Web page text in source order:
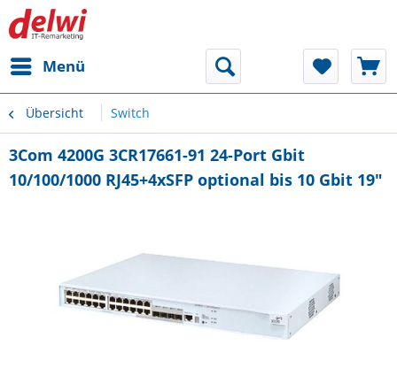
Menü
Übersicht Switch
3Com 4200G 3CR17661-91 24-Port Gbit
10/100/1000 RJ45+4xSFP optional bis 10 Gbit 19"